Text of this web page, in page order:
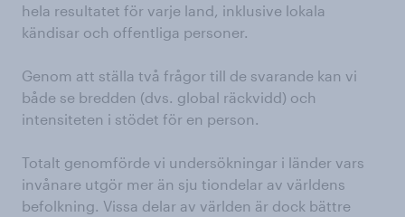
hela resultatet för varje land, inklusive lokala
kändisar och offentliga personer.
Genom att ställa två frågor till de svarande kan vi
både se bredden (dvs. global räckvidd) och
intensiteten i stödet för en person.
Totalt genomförde vi undersökningar i länder vars
invånare utgör mer än sju tiondelar av världens
befolkning. Vissa delar av världen är dock bättre